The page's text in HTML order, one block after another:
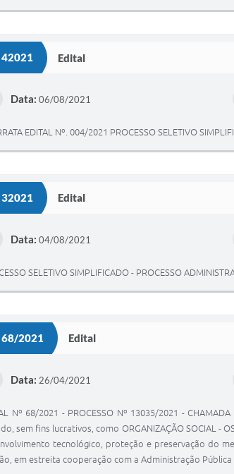
42021 Edital
Data: 06/08/2021
EDITAL Nº. 004/2021 PROCESSO SELETIVO
32021 Edital
Data: 04/08/2021
SELETIVO SIMPLIFICADO - PROCESSO
68/2021 Edital
Data: 26/04/2021
Nº 68/2021 - PROCESSO Nº 13035/2021 -
sem fins lucrativos, como ORGANIZAÇÃO SOCIAL -
tecnológico, proteção e preservação do
em estreita cooperação com a Administração